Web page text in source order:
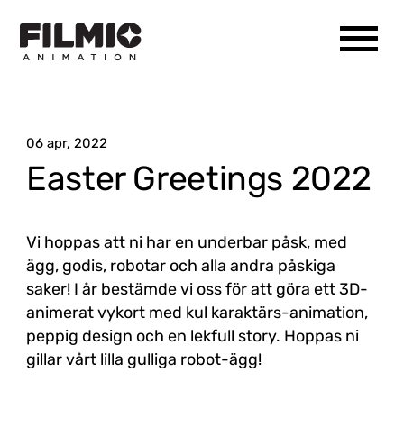
06 apr, 2022
Easter Greetings 2022
Vi hoppas att ni har en underbar påsk, med
ägg, godis, robotar och alla andra påskiga
saker! I år bestämde vi oss för att göra ett 3D-
animerat vykort med kul karaktärs-animation,
peppig design och en lekfull story. Hoppas ni
gillar vårt lilla gulliga robot-ägg!